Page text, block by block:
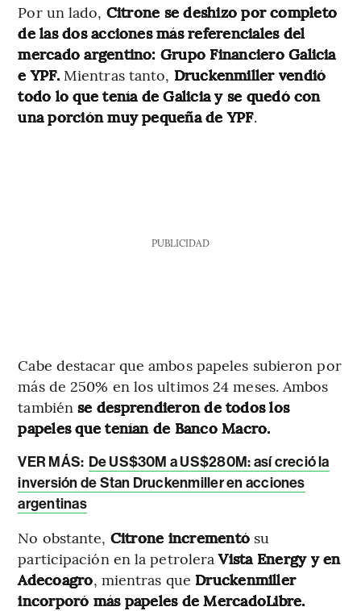
Por un lado, Citrone se deshizo por completo
de las dos acciones más referenciales del
mercado argentino: Grupo Financiero Galicia
e YPF.Mientras tanto, Druckenmiller vendió
todo lo que tenía de Galicia y se quedó con
una porción muy pequeña de YPF.
PUBLICIDAD
Cabe destacar que ambos papeles subieron por
más de 250% en los ultimos 24 meses. Ambos
tambiénse desprendieron de todos los
papeles que tenían de Banco Macro.
VER MÁS: De US$30M a US$280M: así creció la
inversión de Stan Druckenmiller en acciones
argentinas
No obstante, Citrone incrementó su
participación en la petroleraVista Energy y en
Adecoagro, mientras que Druckenmiller
incorporó más papeles de MercadoLibre.